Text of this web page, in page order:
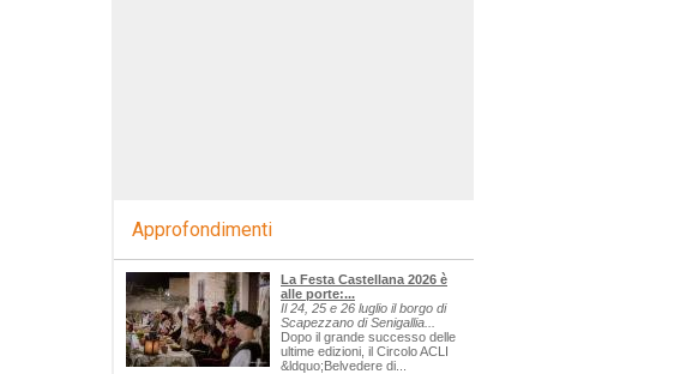
Approfondimenti
La Festa Castellana 2026 è
alle porte:...
Il 24, 25 e 26 luglio il borgo di
Scapezzano di Senigallia...
Dopo il grande successo delle
ultime edizioni, il Circolo ACLI
&ldquo;Belvedere di...